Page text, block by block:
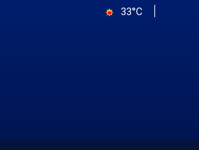
33°C